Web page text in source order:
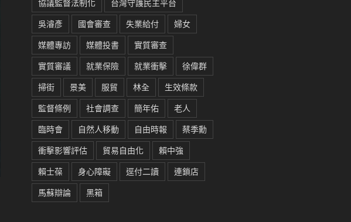
協議監督法制化
台灣守護民主平台
吳濬彥
國會審查 失業給付
婦女
媒體專訪
媒體投書
實質審查
實質審議
就業保險 就業衝擊
徐偉群
掃街
景美 服貿 林全
生效條款
監督條例
社會調查 簡年佑
老人
臨時會
自然人移動 自由時報
蔡季勳
衝擊影響評估
貿易自由化
賴中強
賴士葆
身心障礙 逕付二讀
連鎖店
馬蘇辯論
黑箱